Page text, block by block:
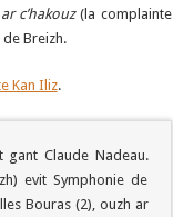
c’hakouz(la complainte
Breizh.
Kan Iliz.
gant Claude Nadeau.
evit Symphonie de
Bouras (2), ouzh ar